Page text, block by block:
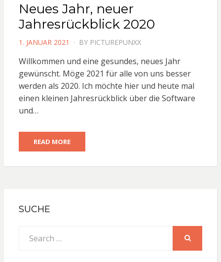
Neues Jahr, neuer
Jahresrückblick 2020
POSTED
1. JANUAR 2021 BY PICTUREPUNXX
Willkommen und eine gesundes, neues Jahr
gewünscht. Möge 2021 für alle von uns besser
werden als 2020. Ich möchte hier und heute mal
einen kleinen Jahresrückblick über die Software
und…
READ MORE
SUCHE
for: